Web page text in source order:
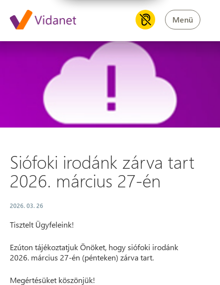
Menü
Siófoki irodánk zárva tart
Siófoki irodánk zárva tart
2026. március 27-én
2026. 03. 26
Tisztelt Ügyfeleink!
Ezúton tájékoztatjuk Önöket, hogy siófoki irodánk
2026. március 27-én (pénteken) zárva tart.
Megértésüket köszönjük!